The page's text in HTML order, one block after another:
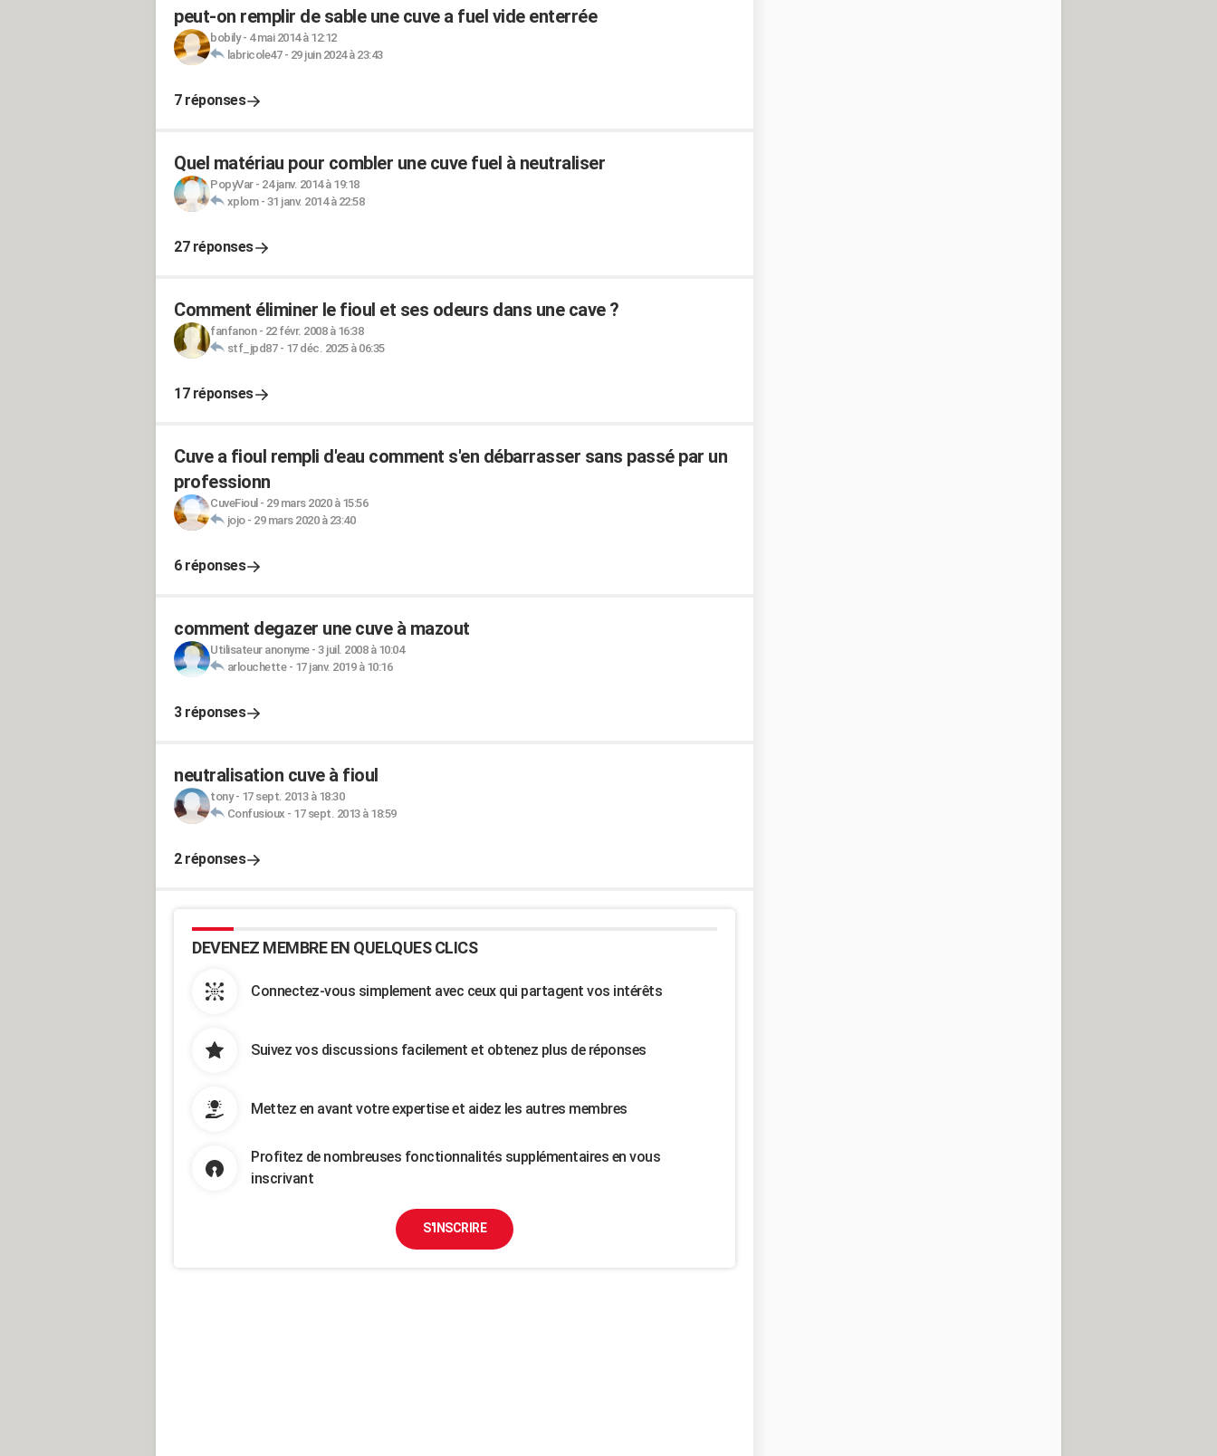
peut-on remplir de sable une cuve a fuel vide enterrée
bobily- 4 mai 2014 à 12:12
labricole47- 29 juin 2024 à 23:43
7 réponses
Quel matériau pour combler une cuve fuel à neutraliser
PopyVar- 24 janv. 2014 à 19:18
xplom- 31 janv. 2014 à 22:58
27 réponses
Comment éliminer le fioul et ses odeurs dans une cave ?
fanfanon- 22 févr. 2008 à 16:38
stf_jpd87- 17 déc. 2025 à 06:35
17 réponses
Cuve a fioul rempli d'eau comment s'en débarrasser sans passé par un
professionn
CuveFioul - 29 mars 2020 à 15:56
jojo- 29 mars 2020 à 23:40
6 réponses
comment degazer une cuve à mazout
Utilisateur anonyme- 3 juil. 2008 à 10:04
arlouchette- 17 janv. 2019 à 10:16
3 réponses
neutralisation cuve à fioul
tony- 17 sept. 2013 à 18:30
Confusioux - 17 sept. 2013 à 18:59
2 réponses
DEVENEZ MEMBRE EN QUELQUES CLICS
Connectez-vous simplement avec ceux qui partagent vos intérêts
Suivez vos discussions facilement et obtenez plus de réponses
Mettez en avant votre expertise et aidez les autres membres
Profitez de nombreuses fonctionnalités supplémentaires en vous
inscrivant
S'INSCRIRE